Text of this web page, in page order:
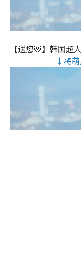
【送您🐯】韩国超
↓将萌